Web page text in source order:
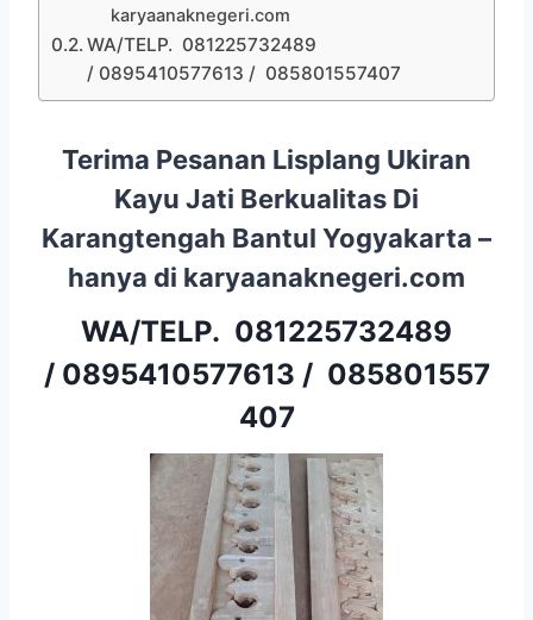
karyaanaknegeri.com
WA/TELP. 081225732489
/ 0895410577613 / 085801557407
Terima Pesanan Lisplang Ukiran
Kayu Jati Berkualitas Di
Karangtengah Bantul Yogyakarta –
hanya di karyaanaknegeri.com
WA/TELP. 081225732489
/ 0895410577613 / 085801557
407